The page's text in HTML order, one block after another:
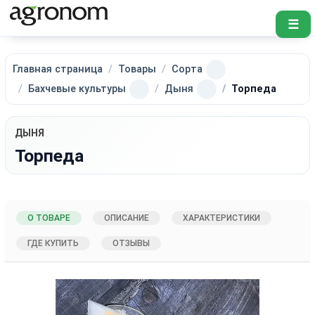
☰
Главная страница Товары
Сорта
Бахчевые культуры
Дыня Торпеда
ДЫНЯ
Торпеда
О ТОВАРЕ ОПИСАНИЕ ХАРАКТЕРИСТИКИ
ГДЕ КУПИТЬ ОТЗЫВЫ